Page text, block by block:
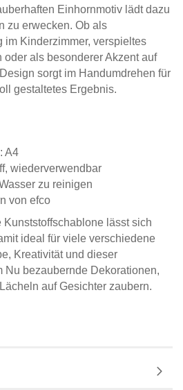
Einhornmotiv lädt dazu
zu erwecken. Ob als
im Kinderzimmer, verspieltes
oder als besonderer Akzent auf
sorgt im Handumdrehen für
gestaltetes Ergebnis.
A4
wiederverwendbar
zu reinigen
von efco
lässt sich
ideal für viele verschiedene
Kreativität und dieser
Nu bezaubernde Dekorationen,
auf Gesichter zaubern.